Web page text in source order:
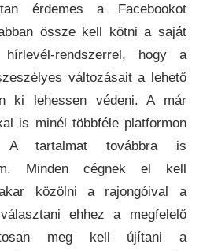
érdemes a Facebookot
össze kell kötni a saját
hírlevél-rendszerrel, hogy a
változásait a lehető
ki lehessen védeni. A már
is minél többféle platformon
A tartalmat továbbra is
Minden cégnek el kell
közölni a rajongóival a
ehhez a megfelelő
meg kell újítani a